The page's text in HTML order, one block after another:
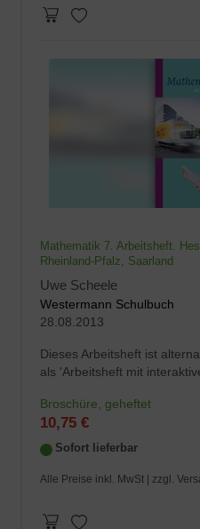
Mathematik 7. Arbeitsheft.
Rheinland-Pfalz, Saarland
Uwe Scheele
Westermann Schulbuch
28.08.2013
Dieses Arbeitsheft ist
als 'Arbeitsheft mit
Broschüre, geheftet
10,75 €
Sofort lieferbar
Alle Preise inkl. MwSt | zzgl.